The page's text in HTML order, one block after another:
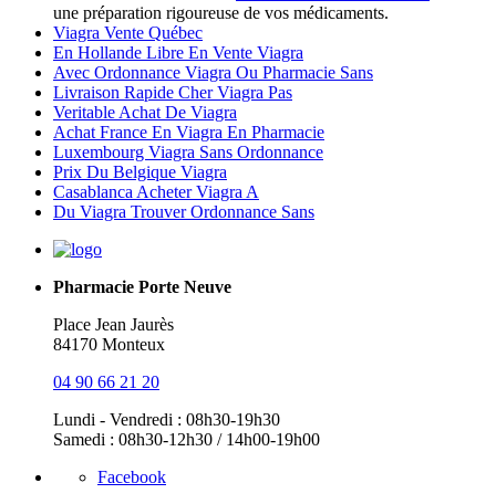
une préparation rigoureuse de vos médicaments.
Viagra Vente Québec
En Hollande Libre En Vente Viagra
Avec Ordonnance Viagra Ou Pharmacie Sans
Livraison Rapide Cher Viagra Pas
Veritable Achat De Viagra
Achat France En Viagra En Pharmacie
Luxembourg Viagra Sans Ordonnance
Prix Du Belgique Viagra
Casablanca Acheter Viagra A
Du Viagra Trouver Ordonnance Sans
Pharmacie Porte Neuve
Place Jean Jaurès
84170 Monteux
04 90 66 21 20
Lundi - Vendredi : 08h30-19h30
Samedi : 08h30-12h30 / 14h00-19h00
Facebook